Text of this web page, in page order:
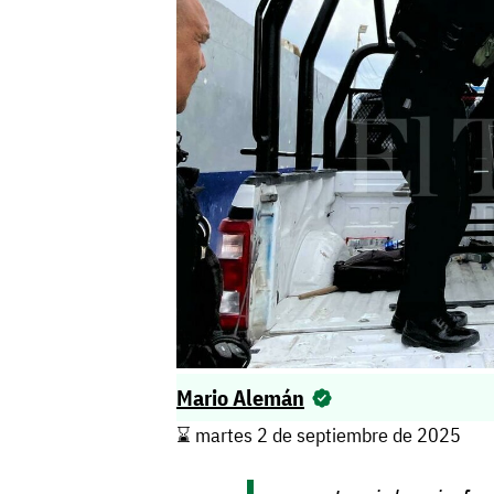
Mario Alemán
⌛️ martes 2 de septiembre de 2025